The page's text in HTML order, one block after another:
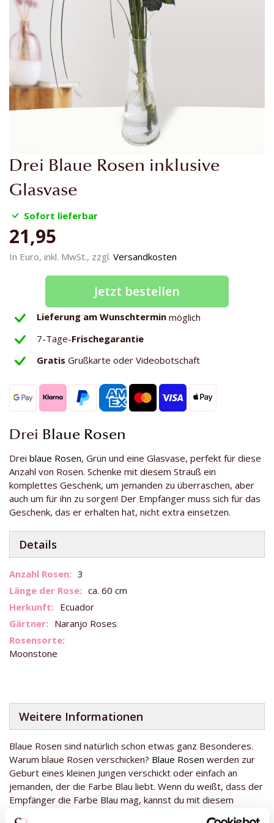
Drei Blaue Rosen inklusive
Glasvase
Sofort lieferbar
21,95
In Euro, inkl. MwSt., zzgl. Versandkosten
Jetzt bestellen
Lieferung am Wunschtermin möglich
7-Tage-Frischegarantie
Gratis Grußkarte oder Videobotschaft
Drei Blaue Rosen
Drei blaue Rosen, Grün und eine Glasvase, perfekt für diese
Anzahl von Rosen. Schenke mit diesem Strauß ein
komplettes Geschenk, um jemanden zu überraschen, aber
auch um für ihn zu sorgen! Der Empfänger muss sich für das
Geschenk, das er erhalten hat, nicht extra einsetzen.
Details
Weitere
Informationen
3
ca. 60 cm
Ecuador
Naranjo Roses
Moonstone
Weitere Informationen
Blaue Rosen sind natürlich schon etwas ganz Besonderes.
Warum blaue Rosen verschicken? Blaue Rosen werden zur
Geburt eines kleinen Jungen verschickt oder einfach an
jemanden, der die Farbe Blau liebt. Wenn du weißt, dass der
Empfänger die Farbe Blau mag, kannst du mit diesem
Zum
Anfang
der
springen